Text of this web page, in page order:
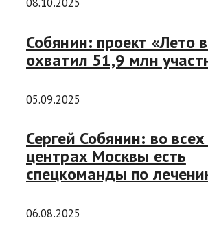
Собянин: проект «Лето
охватил 51,9 млн
05.09.2025
Сергей Собянин: во
центрах Москвы есть
спецкоманды по
06.08.2025